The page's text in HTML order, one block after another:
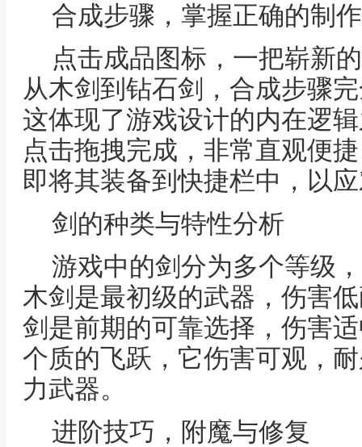
合成步骤，掌握正确的制
点击成品图标，一把崭新
从木剑到钻石剑，合成步骤
这体现了游戏设计的内在逻
点击拖拽完成，非常直观便
即将其装备到快捷栏中，以
剑的种类与特性分析
游戏中的剑分为多个等级
木剑是最初级的武器，伤害
剑是前期的可靠选择，伤害
个质的飞跃，它伤害可观，
力武器。
进阶技巧，附魔与修复